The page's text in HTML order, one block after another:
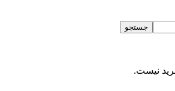
جستجو
نیست.